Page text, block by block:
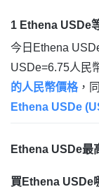
元并駕齊驅，提供
具，源自質押的以
場。
USDe 如何運
用戶可以在無需許
合約按需鑄造和兌
的。 USDe 始終得
1 Ethena USDe
今日Ethena
USDe=6.75人民
的人民幣價格，
Ethena USDe
Ethena USDe最
買Ethena USDe